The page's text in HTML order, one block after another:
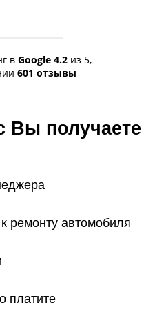
в Google 4.2 из 5,
601 отзывы
Вы получаете
ремонту автомобиля
платите